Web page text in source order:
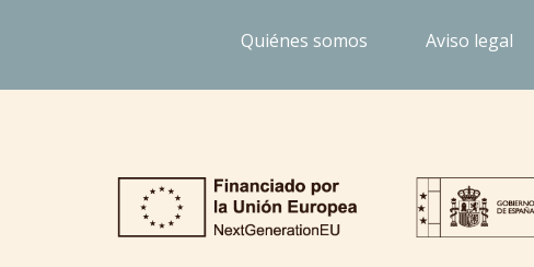
Quiénes somos Aviso legal